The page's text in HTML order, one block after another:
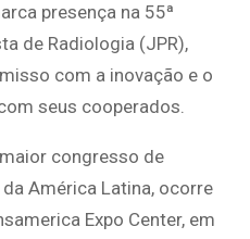
presença na 55ª
de Radiologia (JPR),
com a inovação e o
seus cooperados.
congresso de
América Latina, ocorre
Expo Center, em